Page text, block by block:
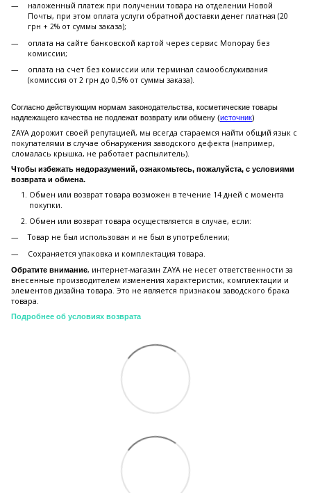
наложенный платеж при получении товара на отделении Новой
Почты, при этом оплата услуги обратной доставки денег платная (20
грн + 2% от суммы заказа);
оплата на сайте банковской картой через сервис Monopay без
комиссии;
оплата на счет без комиссии или терминал самообслуживания
(комиссия от 2 грн до 0,5% от суммы заказа).
Согласно действующим нормам законодательства, косметические товары
надлежащего качества не подлежат возврату или обмену (источник)
ZAYA дорожит своей репутацией, мы всегда стараемся найти общий язык с
покупателями в случае обнаружения заводского дефекта (например,
сломалась крышка, не работает распылитель).
Чтобы избежать недоразумений, ознакомьтесь, пожалуйста, с условиями
возврата и обмена.
Обмен или возврат товара возможен в течение 14 дней с момента
покупки.
Обмен или возврат товара осуществляется в случае, если:
Товар не был использован и не был в употреблении;
Сохраняется упаковка и комплектация товара.
Обратите внимание, интернет-магазин ZAYA не несет ответственности за
внесенные производителем изменения характеристик, комплектации и
элементов дизайна товара. Это не является признаком заводского брака
товара.
Подробнее об условиях возврата